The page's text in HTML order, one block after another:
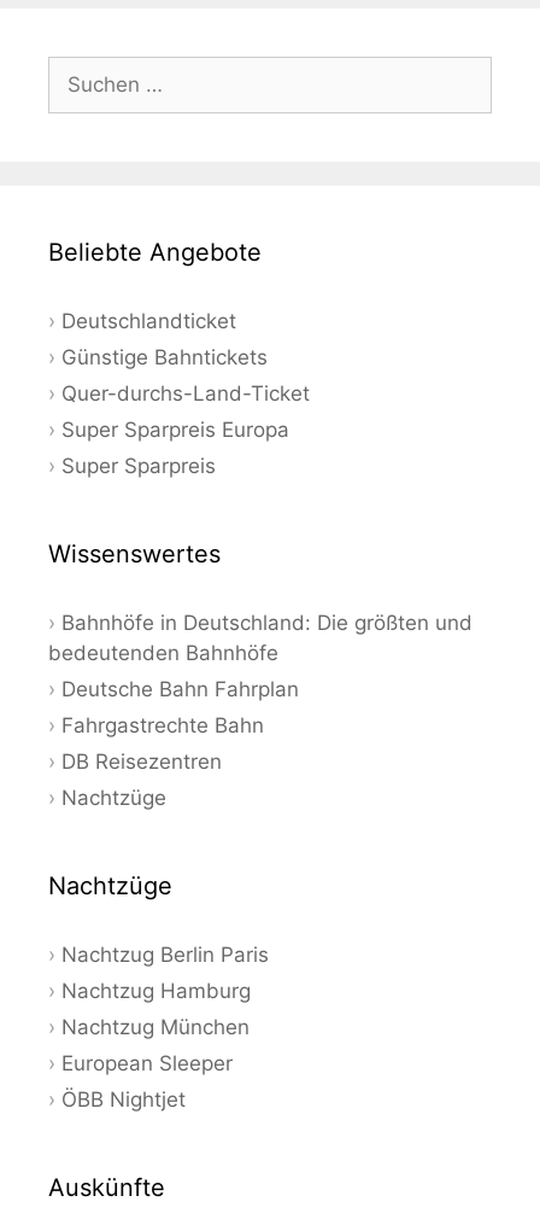
Suchen
nach:
Beliebte Angebote
Deutschlandticket
Günstige Bahntickets
Quer-durchs-Land-Ticket
Super Sparpreis Europa
Super Sparpreis
Wissenswertes
Bahnhöfe in Deutschland: Die größten und
bedeutenden Bahnhöfe
Deutsche Bahn Fahrplan
Fahrgastrechte Bahn
DB Reisezentren
Nachtzüge
Nachtzüge
Nachtzug Berlin Paris
Nachtzug Hamburg
Nachtzug München
European Sleeper
ÖBB Nightjet
Auskünfte